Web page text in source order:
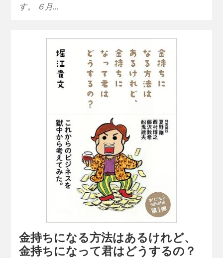
す。 ６月…
金持ちになる方法はあるけれど、
金持ちになって君はどうするの？